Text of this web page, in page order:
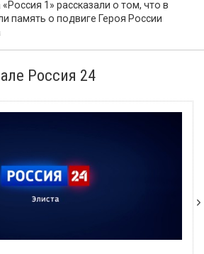
в кювет, пострадал один
музее, открылась выставка
уголовная ответственность за
найденной сим-карты
сухой растительности между
Чесс